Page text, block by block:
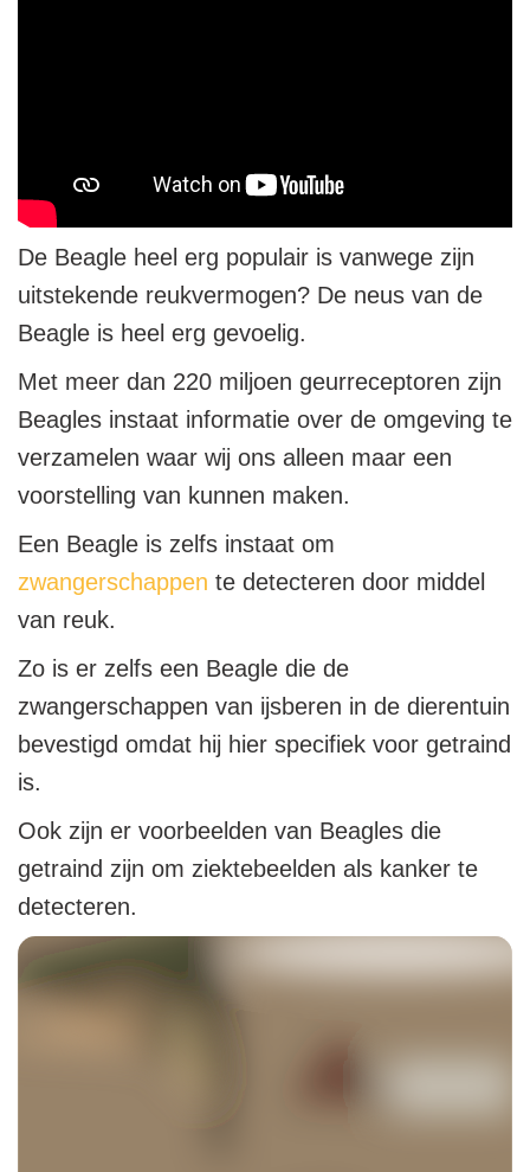
De Beagle heel erg populair is vanwege zijn
uitstekende reukvermogen? De neus van de
Beagle is heel erg gevoelig.
Met meer dan 220 miljoen geurreceptoren zijn
Beagles instaat informatie over de omgeving te
verzamelen waar wij ons alleen maar een
voorstelling van kunnen maken.
Een Beagle is zelfs instaat om
zwangerschappen te detecteren door middel
van reuk.
Zo is er zelfs een Beagle die de
zwangerschappen van ijsberen in de dierentuin
bevestigd omdat hij hier specifiek voor getraind
is.
Ook zijn er voorbeelden van Beagles die
getraind zijn om ziektebeelden als kanker te
detecteren.